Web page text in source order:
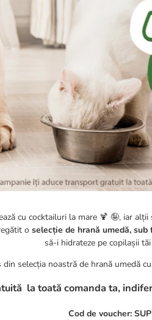
cu cocktailuri la mare 🍹 🤪, iar
o selecție de hrană umedă,
să-i hidrateze pe copilașii
din selecția noastră de hrană umedă
la toată comanda ta,
Cod de voucher: